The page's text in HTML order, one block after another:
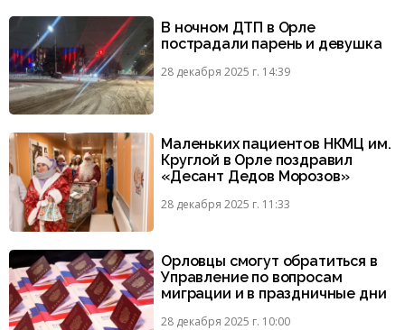
В ночном ДТП в Орле
пострадали парень и девушка
28 декабря 2025 г. 14:39
Маленьких пациентов НКМЦ им.
Круглой в Орле поздравил
«Десант Дедов Морозов»
28 декабря 2025 г. 11:33
Орловцы смогут обратиться в
Управление по вопросам
миграции и в праздничные дни
28 декабря 2025 г. 10:00